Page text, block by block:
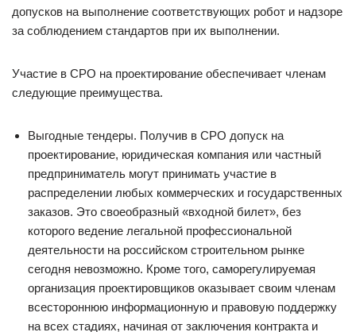
допусков на выполнение соответствующих робот и надзоре
за соблюдением стандартов при их выполнении.
Участие в СРО на проектирование обеспечивает членам
следующие преимущества.
Выгодные тендеры. Получив в СРО допуск на
проектирование, юридическая компания или частный
предприниматель могут принимать участие в
распределении любых коммерческих и государственных
заказов. Это своеобразный «входной билет», без
которого ведение легальной профессиональной
деятельности на российском строительном рынке
сегодня невозможно. Кроме того, саморегулируемая
организация проектировщиков оказывает своим членам
всестороннюю информационную и правовую поддержку
на всех стадиях, начиная от заключения контракта и